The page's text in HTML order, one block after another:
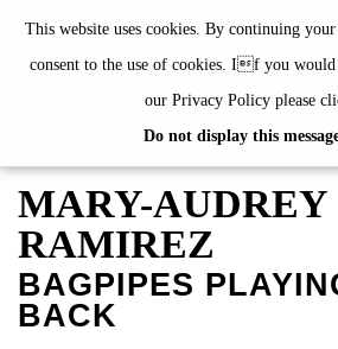
This website uses cookies. By continuing
consent to the use of cookies. If you
our Privacy Policy please
Do not display this
EXHIBITIONS
EVENTS
JAHRESGABEN
current
2024
2023
MARY-AUDREY
RAMIREZ
BAGPIPES
BACK